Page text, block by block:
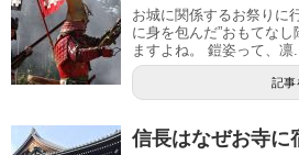
お城に関係するお祭りに
に身を包んだ”おもてなし
ますよね。 鎧姿って、凛...
記事
信長はなぜお寺に